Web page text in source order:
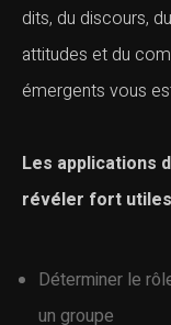
dits, du discours,
attitudes et du
émergents vous
Les applications
révéler fort
Déterminer le
un groupe